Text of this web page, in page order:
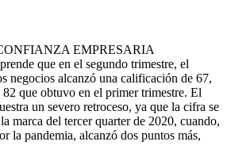
EMPRESARIA
que en el segundo trimestre, el
negocios alcanzó una calificación de 67,
que obtuvo en el primer trimestre. El
un severo retroceso, ya que la cifra se
marca del tercer quarter de 2020, cuando,
la pandemia, alcanzó dos puntos más,